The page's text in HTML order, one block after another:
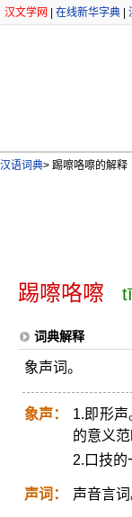
汉文学网 在线新华字典
汉语词典> 踢嚓咯嚓的解释
踢嚓咯嚓
词典解释
象声词。
象声：
1.即形
的意义
2.口技的
声词： 声音言词